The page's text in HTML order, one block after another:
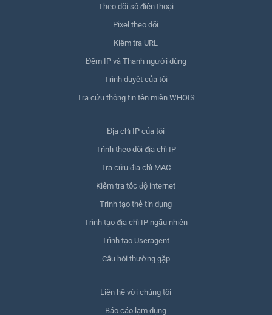
Theo dõi số điện thoại
Pixel theo dõi
Kiểm tra URL
Đếm IP và Thanh người dùng
Trình duyệt của tôi
Tra cứu thông tin tên miền WHOIS
Địa chỉ IP của tôi
Trình theo dõi địa chỉ IP
Tra cứu địa chỉ MAC
Kiểm tra tốc độ internet
Trình tạo thẻ tín dụng
Trình tạo địa chỉ IP ngẫu nhiên
Trình tạo Useragent
Câu hỏi thường gặp
Liên hệ với chúng tôi
Báo cáo lạm dụng